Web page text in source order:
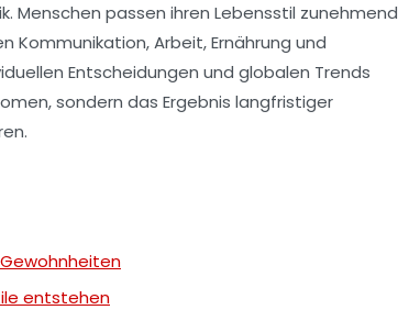
Menschen passen ihren Lebensstil zunehmend
Kommunikation, Arbeit, Ernährung und
Entscheidungen und globalen Trends
sondern das Ergebnis langfristiger
entstehen